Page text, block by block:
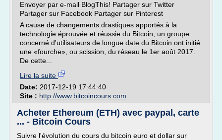
Envoyer par e-mail BlogThis! Partager sur Twitter
Partager sur Facebook Partager sur Pinterest
A cause de changements drastiques apportés à la
technologie éprouvée et réussie du Bitcoin, un groupe
concerné d'utilisateurs de longue date du Bitcoin ont initié
une «fourche», ou scission, du réseau le 1er août 2017.
De cette...
Lire la suite
Date: 2017-12-19 17:44:40
Site : http://www.bitcoincours.com
Acheter Ethereum (ETH) avec paypal, carte
... - Bitcoin Cours
Suivre l'évolution du cours du bitcoin euro et dollar sur